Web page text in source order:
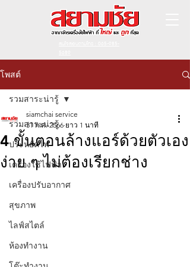
โพสต์
รวมสาระน่ารู้
ประหยัดไฟ
เครื่องใช้ไฟฟ้า
เครื่องปรับอากาศ
สุขภาพ
ไลฟ์สไตล์
ห้องทำงาน
รวมสาระน่ารู้
4 ขั้นตอนล้างแอร์ด้วยตัวเอง
ง่าย ๆ ไม่ต้องเรียกช่าง
siamchai service
31 ก.ค. 2566 ยาว 1 นาที